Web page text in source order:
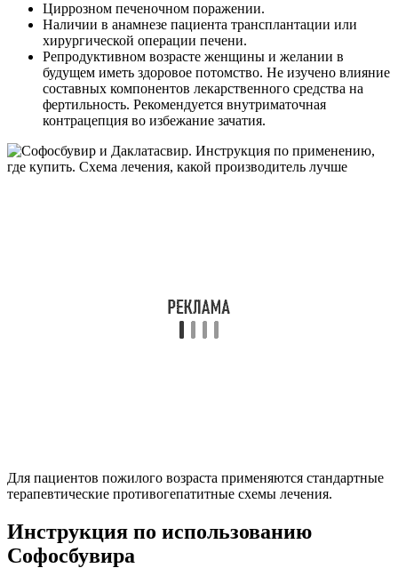
Циррозном печеночном поражении.
Наличии в анамнезе пациента трансплантации или
хирургической операции печени.
Репродуктивном возрасте женщины и желании в
будущем иметь здоровое потомство. Не изучено влияние
составных компонентов лекарственного средства на
фертильность. Рекомендуется внутриматочная
контрацепция во избежание зачатия.
Для пациентов пожилого возраста применяются стандартные
терапевтические противогепатитные схемы лечения.
Инструкция по использованию
Софосбувира